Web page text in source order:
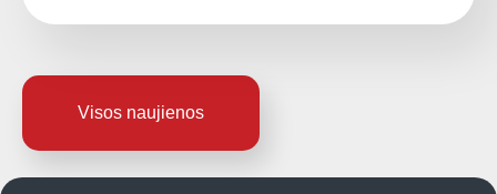
Visos naujienos